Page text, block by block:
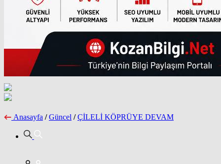
Anasayfa / Güncel / ÇİLELİ KÖPRÜYE DEVAM